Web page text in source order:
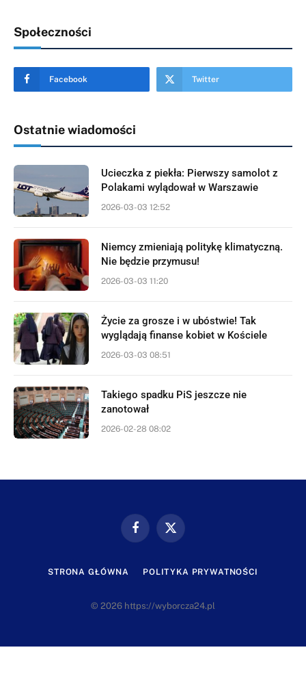
Społeczności
Facebook Twitter
Ostatnie wiadomości
Ucieczka z piekła: Pierwszy samolot z
Polakami wylądował w Warszawie
2026-03-03 12:52
Niemcy zmieniają politykę klimatyczną.
Nie będzie przymusu!
2026-03-03 11:20
Życie za grosze i w ubóstwie! Tak
wyglądają finanse kobiet w Kościele
2026-03-03 08:51
Takiego spadku PiS jeszcze nie
zanotował
2026-02-28 08:02
FacebookX
STRONA GŁÓWNA POLITYKA PRYWATNOŚCI
© 2026 https://wyborcza24.pl